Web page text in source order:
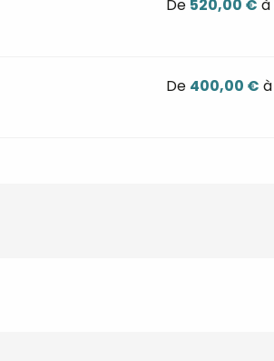
De 520,00 € à
De 400,00 € à